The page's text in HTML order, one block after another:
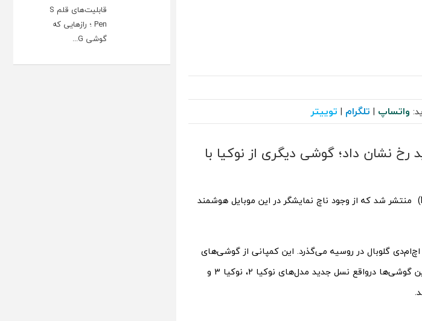
واتساپ | تلگرام | توییتر
جدید رخ نشان داد؛ گوشی دیگری از نوکیا با
رندرهای جدید نوکیا 5.1 پلاس (Nokia 5.1 Plus) منتشر شد که از وجود ناچ نمایشگر در این موبایل هوشمند
اچ‌ام‌دی گلوبال در روسیه می‌گذرد. این کمپانی از گوشی‌های
نوکیا 2.1، نوکیا 3.1 و نوکیا 5.1 رونمایی کرد. این گوشی‌ها درواقع نسل جدید مدل‌های نوکیا 2،‌ نوکیا 3 و
قابلیت‌های قلم S
Pen ؛ رازهایی که
گوشی G...